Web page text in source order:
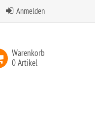
Anmelden
Warenkorb
0 Artikel